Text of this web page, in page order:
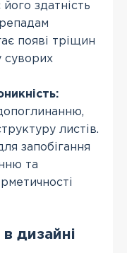
здатність
появі тріщин
суворих
листів.
запобігання
та
дизайні